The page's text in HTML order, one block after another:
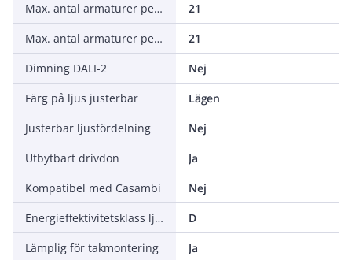
Max. antal armaturer per automatsäkring C16 (MCB)
21
Max. antal armaturer per automatsäkring B16 (MCB)
21
Dimning DALI-2
Nej
Färg på ljus justerbar
Lägen
Justerbar ljusfördelning
Nej
Utbytbart drivdon
Ja
Kompatibel med Casambi
Nej
Energieffektivitetsklass ljuskälla (EU 2019/2015)
D
Lämplig för takmontering
Ja